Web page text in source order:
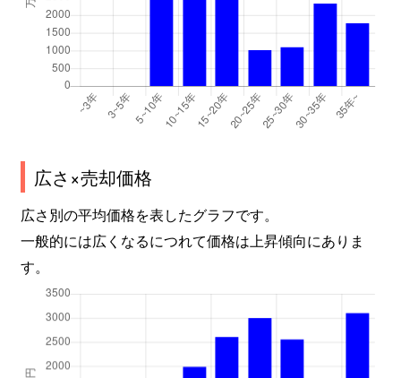
広さ×売却価格
広さ別の平均価格を表したグラフです。
一般的には広くなるにつれて価格は上昇傾向にありま
す。